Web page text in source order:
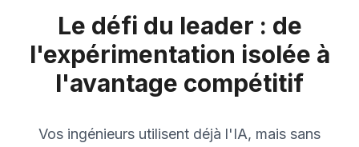
Le défi du leader : de
l'expérimentation isolée à
l'avantage compétitif
Vos ingénieurs utilisent déjà l'IA, mais sans